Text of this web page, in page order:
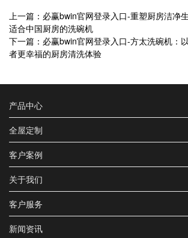
上一篇：必赢bwin官网登录入口-重塑厨房洁净
适合中国厨房的洗碗机
下一篇：必赢bwin官网登录入口-方太洗碗机：
者更幸福的厨房清洗体验
产品中心
全屋定制
客户案例
关于我们
客户服务
新闻资讯